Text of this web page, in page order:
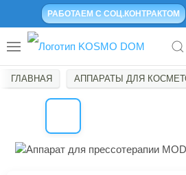
РАБОТАЕМ С СОЦ.КОНТРАКТОМ
ГЛАВНАЯ АППАРАТЫ ДЛЯ